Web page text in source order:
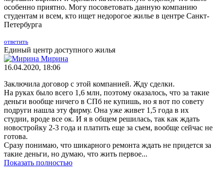
особенно приятно. Могу посоветовать данную компанию
студентам и всем, кто ищет недорогое жилье в центре Санкт-
Петербурга
ответить
Единый центр доступного жилья
Мирина
16.04.2020, 18:06
Заключила договор с этой компанией. Жду сделки.
На руках было всего 1,6 млн, поэтому оказалось, что за такие
деньги вообще ничего в СПб не купишь, но я вот по совету
подруги нашла эту фирму. Она уже живет 1,5 года в их
студии, вроде все ок. И я в общем решилась, так как ждать
новостройку 2-3 года и платить еще за съем, вообще сейчас не
готова.
Сразу понимаю, что шикарного ремонта ждать не придется за
такие деньги, но думаю, что жить первое...
Показать полностью